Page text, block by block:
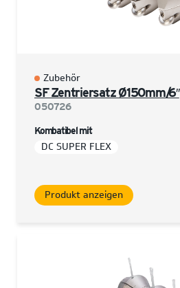
Zubehör
SF Zentriersatz Ø150mm/6″
050726
Kombatibel mit
DC SUPER FLEX
Produkt anzeigen